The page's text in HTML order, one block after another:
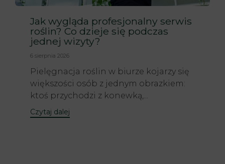
Jak wygląda profesjonalny serwis
roślin? Co dzieje się podczas
jednej wizyty?
6 sierpnia 2026
Pielęgnacja roślin w biurze kojarzy się
większości osób z jednym obrazkiem:
ktoś przychodzi z konewką,...
Czytaj dalej